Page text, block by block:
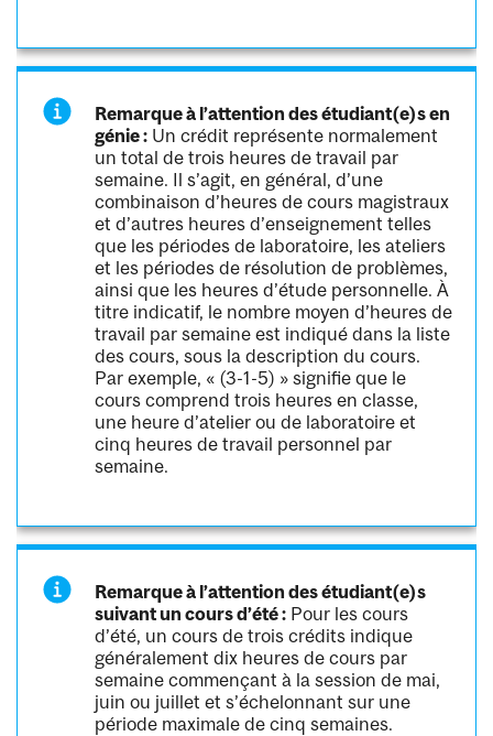
Remarque à l’attention des étudiant(e)s en
génie : Un crédit représente normalement
un total de trois heures de travail par
semaine. Il s’agit, en général, d’une
combinaison d’heures de cours magistraux
et d’autres heures d’enseignement telles
que les périodes de laboratoire, les ateliers
et les périodes de résolution de problèmes,
ainsi que les heures d’étude personnelle. À
titre indicatif, le nombre moyen d’heures de
travail par semaine est indiqué dans la liste
des cours, sous la description du cours.
Par exemple, « (3-1-5) » signifie que le
cours comprend trois heures en classe,
une heure d’atelier ou de laboratoire et
cinq heures de travail personnel par
semaine.
Remarque à l’attention des étudiant(e)s
suivant un cours d’été : Pour les cours
d’été, un cours de trois crédits indique
généralement dix heures de cours par
semaine commençant à la session de mai,
juin ou juillet et s’échelonnant sur une
période maximale de cinq semaines.